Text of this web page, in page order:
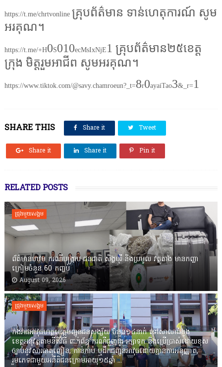
https://t.me/chrtvonline គ្រុបព័ត៌មាន ទាន់ហេតុការណ៍ សូម
អរគុណ។
https://t.me/+H0S010ecMsIxNjE 1 គ្រុបព័ត៌មាន២៥ខេត្ត
ក្រុង មិត្តរួមអាជីព សូមអរគុណ។
https://www.tiktok.com/@savy.chamroeun?_t=8r0ayaiTao3&_r=1
SHARE THIS Share it Tweet
Share it Share it Pin it
RELATED POSTS
ជ្រុងមួយសង្គម
ព័ត៌មានបឋម ករណីបង្ក្រាប ជនជាតិ សិង្ហបុរី និងប្រមូល វត្ថុតាង មានកញ្ឆា
ក្រៀមចំនួន 60 កញ្ចប់
August 09, 2026
ជ្រុងមួយសង្គម
កងរាជឣាវុធហត្ថខេត្តបញ្ជូនជនសង្ស័យ ចំនួន១៤នាក់ ទៅសាលាដំបូង
ខេត្តឣនុវត្តតាមនីតិវិធី ពាក់ព័ន្ធ ករណីជួញដូរ រក្សាទុក និងប្រើប្រាស់ដោយខុស
ច្បាប់នូវសារធាតុញៀន, កាន់កាប់ ឬដឹកជញ្ជូនអាវុធដោយគ្មានការអនុញ្ញាត,
រួមភេទជាមួយអនីតិជនក្រោមអាយុ១៥ឆ្នាំ ...